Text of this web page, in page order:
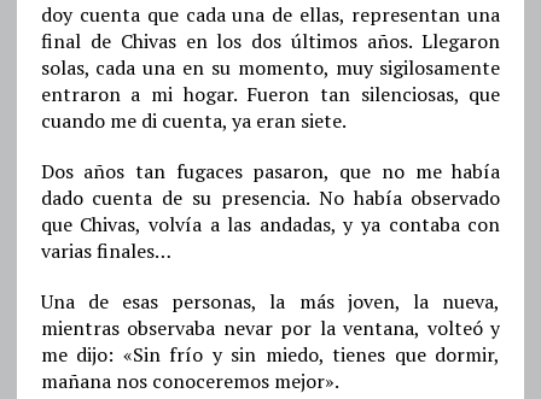
doy cuenta que cada una de ellas, representan una
final de Chivas en los dos últimos años. Llegaron
solas, cada una en su momento, muy sigilosamente
entraron a mi hogar. Fueron tan silenciosas, que
cuando me di cuenta, ya eran siete.
Dos años tan fugaces pasaron, que no me había
dado cuenta de su presencia. No había observado
que Chivas, volvía a las andadas, y ya contaba con
varias finales…
Una de esas personas, la más joven, la nueva,
mientras observaba nevar por la ventana, volteó y
me dijo: «Sin frío y sin miedo, tienes que dormir,
mañana nos conoceremos mejor».